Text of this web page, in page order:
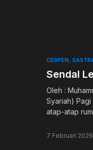
CERPEN
Sendal
Oleh :
Syariah) Pagi
atap-atap
7 Februari 2026